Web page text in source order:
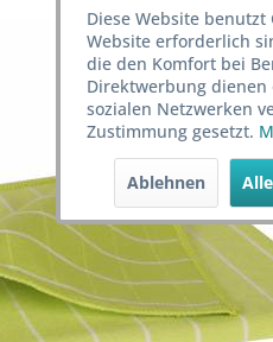
Diese Website
Website erforderlich
die den Komfort bei
Direktwerbung
sozialen Netzwerken
Zustimmung gesetzt.
Ablehnen